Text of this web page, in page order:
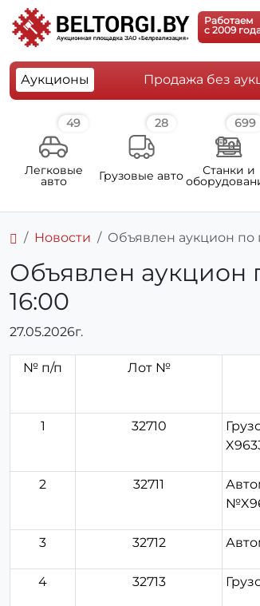
Работаем
c 2009
Аукционы Продажа без
49
Легковые
авто
28
Грузовые авто
699
Станки и
Новости Объявлен аукцион по
Объявлен аукцион
16:00
27.05.2026г.
№ п/п Лот №
1 32710
2 32711
3 32712
4 32713